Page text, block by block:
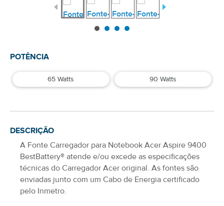
POTÊNCIA
65 Watts 90 Watts
DESCRIÇÃO
A Fonte Carregador para Notebook Acer Aspire 9400
BestBattery® atende e/ou excede as especificações
técnicas do Carregador Acer original. As fontes são
enviadas junto com um Cabo de Energia certificado
pelo Inmetro.